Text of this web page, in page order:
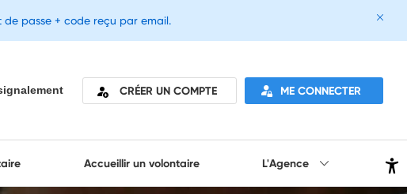
CRÉER UN COMPTE ME CONNECTER
Accueillir un volontaire L'Agence
passe + code reçu par email.